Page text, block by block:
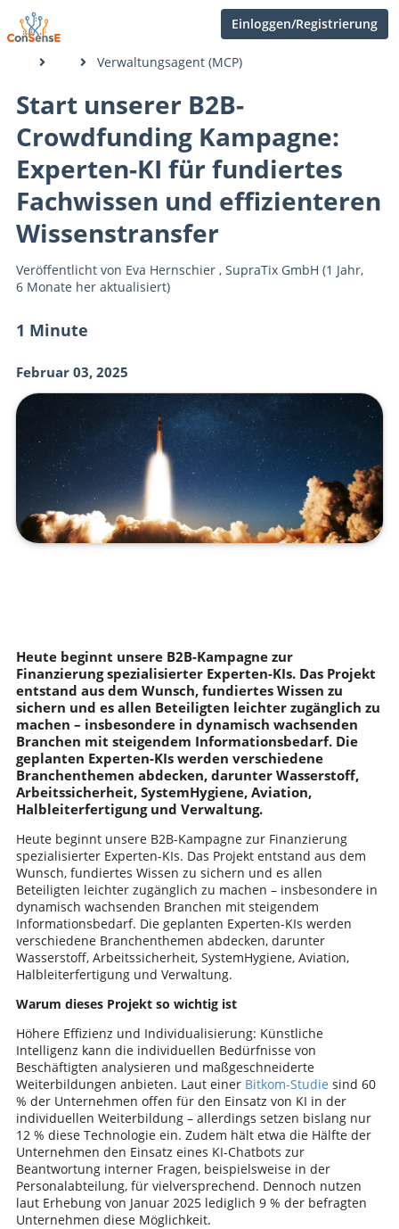
Einloggen/Registrierung
Verwaltungsagent (MCP)
1 Minute
Februar 03, 2025
Start unserer B2B-
Crowdfunding Kampagne:
Experten-KI für fundiertes
Fachwissen und effizienteren
Wissenstransfer
Veröffentlicht von Eva Hernschier, SupraTix GmbH (1 Jahr,
6 Monate her aktualisiert)
Heute beginnt unsere B2B-Kampagne zur
Finanzierung spezialisierter Experten-KIs. Das Projekt
entstand aus dem Wunsch, fundiertes Wissen zu
sichern und es allen Beteiligten leichter zugänglich zu
machen – insbesondere in dynamisch wachsenden
Branchen mit steigendem Informationsbedarf. Die
geplanten Experten-KIs werden verschiedene
Branchenthemen abdecken, darunter Wasserstoff,
Arbeitssicherheit, SystemHygiene, Aviation,
Halbleiterfertigung und Verwaltung.
Heute beginnt unsere B2B-Kampagne zur Finanzierung
spezialisierter Experten-KIs. Das Projekt entstand aus dem
Wunsch, fundiertes Wissen zu sichern und es allen
Beteiligten leichter zugänglich zu machen – insbesondere in
dynamisch wachsenden Branchen mit steigendem
Informationsbedarf. Die geplanten Experten-KIs werden
verschiedene Branchenthemen abdecken, darunter
Wasserstoff, Arbeitssicherheit, SystemHygiene, Aviation,
Halbleiterfertigung und Verwaltung.
Warum dieses Projekt so wichtig ist
Höhere Effizienz und Individualisierung: Künstliche
Intelligenz kann die individuellen Bedürfnisse von
Beschäftigten analysieren und maßgeschneiderte
Weiterbildungen anbieten. Laut einer Bitkom-Studie sind 60
% der Unternehmen offen für den Einsatz von KI in der
individuellen Weiterbildung – allerdings setzen bislang nur
12 % diese Technologie ein. Zudem hält etwa die Hälfte der
Unternehmen den Einsatz eines KI-Chatbots zur
Beantwortung interner Fragen, beispielsweise in der
Personalabteilung, für vielversprechend. Dennoch nutzen
laut Erhebung von Januar 2025 lediglich 9 % der befragten
Unternehmen diese Möglichkeit.